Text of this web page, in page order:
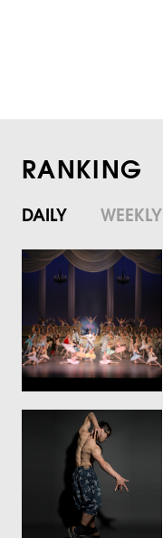
RANKING
DAILY WEEKLY